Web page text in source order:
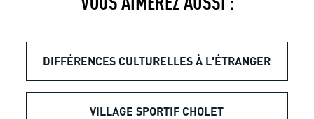
DIFFÉRENCES CULTURELLES À L'ÉTRANGER
VILLAGE SPORTIF CHOLET